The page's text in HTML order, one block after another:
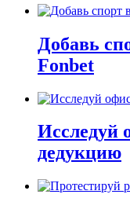
Добавь
Fonbet
Исследуй
дедукцию